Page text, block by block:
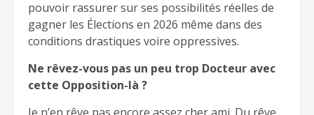
pouvoir rassurer sur ses possibilités réelles de
gagner les Élections en 2026 même dans des
conditions drastiques voire oppressives.
Ne rêvez-vous pas un peu trop Docteur avec
cette Opposition-là ?
Je n’en rêve pas encore assez cher ami. Du rêve